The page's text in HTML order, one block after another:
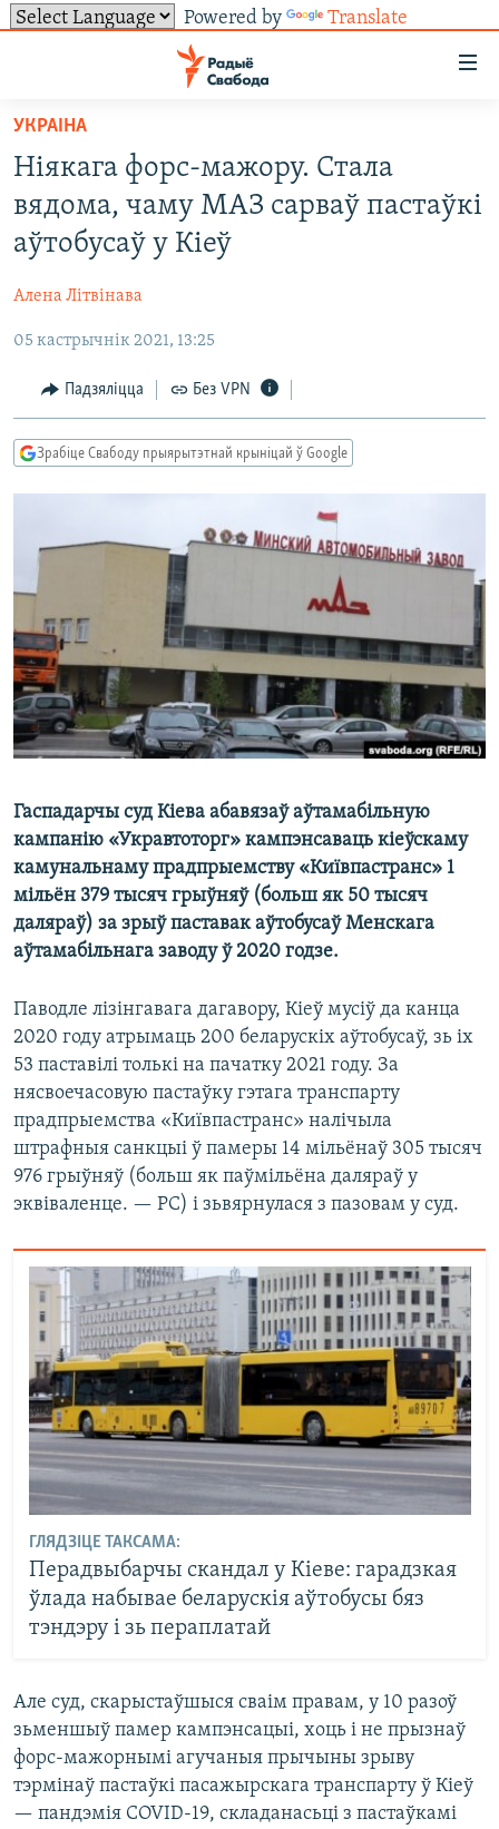
Powered by Translate
ўнівэрсальнага
доступу
Перайсьці
да
галоўнага
зьместу
Перайсьці
да
навігацыі
Перайсьці
пошуку
ВІДЭА І ФОТА
ЭКАНОМІКА
ВАЙНА
ПАЛІТВЯЗЬНІ
КАЛЯНДАР
ТОЛЬКІ НА СВАБОДЗЕ
ТЭСТЫ
ПАДКАСТЫ
КНІГІ
PREMIUM
НА ХВАЛЯХ СВАБОДЫ
СУВЯЗЬ
ПАДКАСТЫ
FACEBOOK
УКРАІНА
Ніякага форс-мажору. Стала
вядома, чаму МАЗ сарваў пастаўкі
аўтобусаў у Кіеў
Алена Літвінава
05 кастрычнік 2021, 13:25
Падзяліцца Без VPN
Зрабіце Свабоду прыярытэтнай крыніцай ў Google
Гаспадарчы суд Кіева абавязаў аўтамабільную
кампанію «Укравтоторг» кампэнсаваць кіеўскаму
камунальнаму прадпрыемству «Київпастранс» 1
мільён 379 тысяч грыўняў (больш як 50 тысяч
даляраў) за зрыў паставак аўтобусаў Менскага
аўтамабільнага заводу ў 2020 годзе.
Паводле лізінгавага дагавору, Кіеў мусіў да канца
2020 году атрымаць 200 беларускіх аўтобусаў, зь іх
53 паставілі толькі на пачатку 2021 году. За
нясвоечасовую пастаўку гэтага транспарту
прадпрыемства «Київпастранс» налічыла
штрафныя санкцыі ў памеры 14 мільёнаў 305 тысяч
976 грыўняў (больш як паўмільёна даляраў у
эквіваленце. — РС) і зьвярнулася з пазовам у суд.
ГЛЯДЗІЦЕ ТАКСАМА:
Перадвыбарчы скандал у Кіеве: гарадзкая
ўлада набывае беларускія аўтобусы бяз
тэндэру і зь пераплатай
Але суд, скарыстаўшыся сваім правам, у 10 разоў
зьменшыў памер кампэнсацыі, хоць і не прызнаў
форс-мажорнымі агучаныя прычыны зрыву
тэрмінаў пастаўкі пасажырскага транспарту ў Кіеў
— пандэмія COVID-19, складанасьці з пастаўкамі